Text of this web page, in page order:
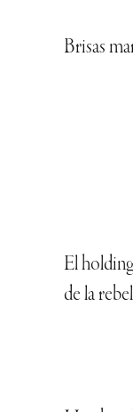
Brisas
El
de la